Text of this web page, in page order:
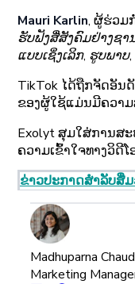
Mauri Karlin, ຜູ້ຮ່ວມ
ຮັບຟັງສື່ສັງຄົມຢ່າງຊ
ແບບເຊິ່ງເລິກ, ຮູບພາ
TikTok ໄດ້ຖືກຈັດອັ
ຂອງຜູ້ໃຊ້ແມ່ນມີຄວາ
Exolyt ສຸມໃສ່ການສ
ຄວາມເຂົ້າໃຈທາງວິດີ
ຂ່າວປະກາດສໍາລັບສື່
Madhuparna
Marketing